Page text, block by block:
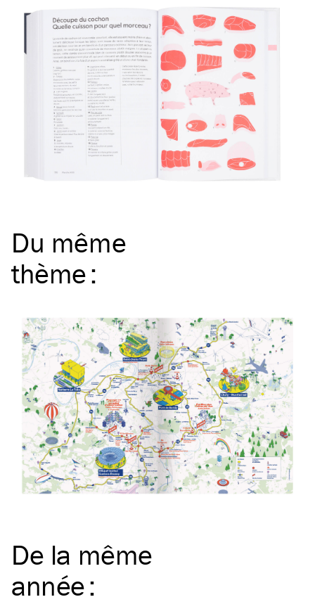
Du même
thème:
De la même
année: